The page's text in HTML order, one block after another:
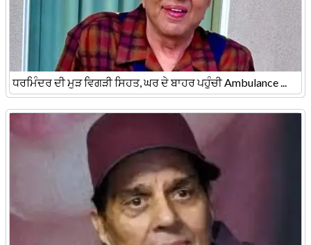
ਧਰਮਿੰਦਰ ਦੀ ਮੁੜ ਵਿਗੜੀ ਸਿਹਤ, ਘਰ ਦੇ ਬਾਹਰ ਪਹੁੰਚੀ Ambulance ...